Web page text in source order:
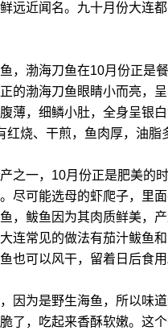
远近闻名。九十月份大连
渤海刀鱼在10月份正是
的渤海刀鱼眼睛小而亮，
薄，细鳞小肚，全身呈银
烧、干煎，鱼肉厚，油脂
一，10月份正是肥美的
尽可能选母的虾爬子，里
，鲅鱼因为其肉质鲜美，
连常见的做法有茄汁鲅鱼
也可以风干，留着日后食用
为是野生海鱼，所以味道
了，吃起来香酥软嫩。这